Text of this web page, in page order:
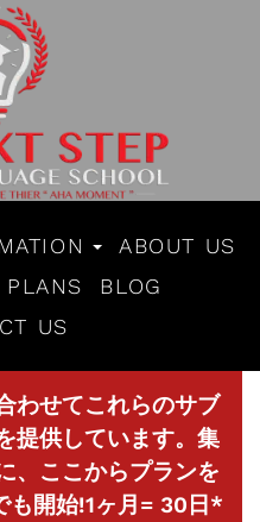
ABOUT US
BLOG
US
わせてこれらのサブ
提供しています。集
、ここからプランを
も開始!1ヶ月= 30日*